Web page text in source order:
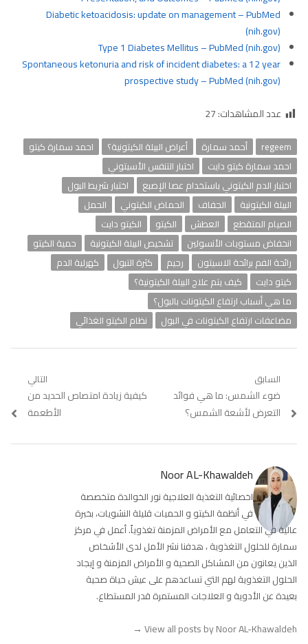
Diabetic ketoacidosis: update on management – PubMed
(nih.gov)
Type 1 Diabetes Mellitus – PubMed (nih.gov)
Spontaneous ketonuria and risk of incident diabetes: a 12 year
prospective study – PubMed (nih.gov)
عدد المشاهدات:27
regeem أحمد سمارة أعراض البيلة الكيتونية؟
احمد سمارة كيتو
احمد سمارة كيتو دايت
اختبار التنفس الأسيتوني
اختبار الدم الكيتوني باستخدام عصا الإصبع
اختبار شريط البول
البيلة الكيتونية
الجفاف الحماض الكيتوني
الحمل
الصيام المتقطع
العطش الكيتو
الكيتو دايت
انخفاض مستويات الأنسولين
تشخيص البيلة الكيتونية
حمية الكيتو
رائحة الفم برائحة الاسيتون
رجيم كثرة التبول
كهرلية الدم
كيتو دايت
كيف يتم علاج البيلة الكيتونية؟
ما هي أسباب ارتفاع الكيتونات بالبول؟
مضاعفات ارتفاع الكيتونات في البول
نظام الكيتو الغذائي
تصفّح
المقالات
السابق
Previous
post:
ضوء الشمس: ما هي فوائد
التعرض لأشعة الشمس؟
التالي
Next
كيفية زيادة امتصاص الحديد من
الأطعمة
Noor AL-Khawaldeh
اخصائية التغذية العلاجية نور الخوالدة متخصصة
في أنظمة الكيتو و الحميات قليلة النشويات، بخبرة
عالية في التعامل مع الأمراض المزمنة تغذوياً. أعمل في مركز
سمارة للحلول التغذوية ، هدفنا نشر الأمل لدى الأشخاص
الذين يعانون من المشاكل الصحية و الأمراض المزمنة و إيجاد
الحلول التغذوية لهم التي تساعدهم على عيش حياة صحية
بعيدة عن الأدوية و العلاجات المستمرة قدر المستطاع.
View all posts by Noor AL-Khawaldeh
→